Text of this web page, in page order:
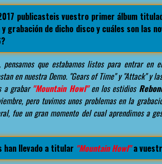
publicasteis vuestro primer álbum
grabación de dicho disco y cuáles son las
que estabamos listos para entrar en
en nuestra Demo. "Gears of Time" y "Attack" y
a grabar "Mountain Howl"en los estidios
pero tuvimos unos problemas en la
fue un gran momento del cual aprendimos a
han llevado a titular "Mountain Howl"a